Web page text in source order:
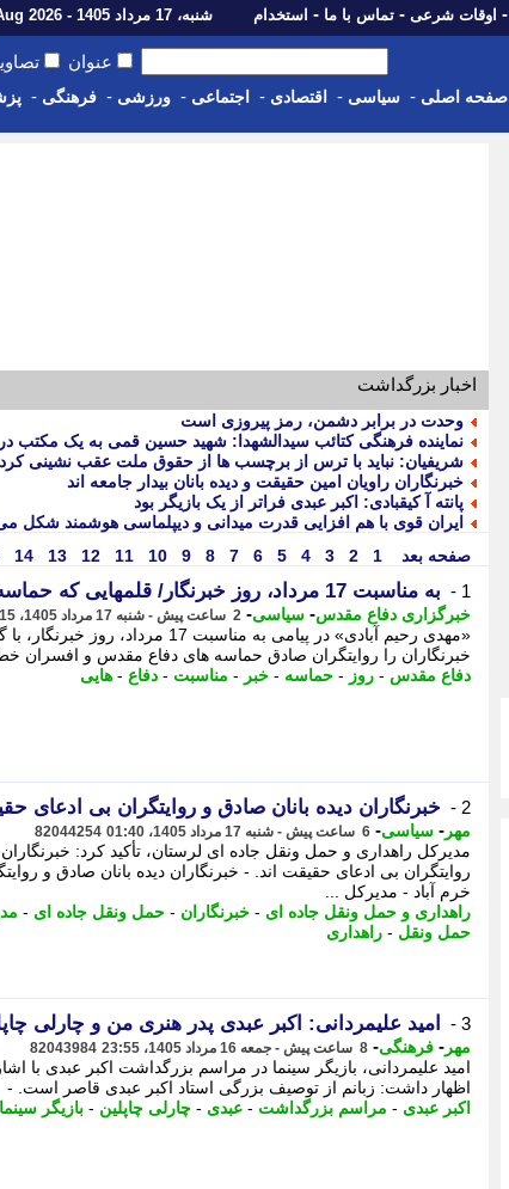
- اوقات شرعی - تماس با ما - استخدام شنبه، 17 مرداد 1405 - Sat, 08th Aug 2026
عنوان
صفحه اصلی - سیاسی - اقتصادی - اجتماعی - ورزشی - فرهنگی -
اخبار بزرگداشت
وحدت در برابر دشمن، رمز پیروزی است
نماینده فرهنگی کتائب سیدالشهدا: شهید حسین قمی به یک مکتب
شریفیان: نباید با ترس از برچسب ها از حقوق ملت عقب نشینی کرد
خبرنگاران راویان امین حقیقت و دیده بانان بیدار جامعه اند
پانته آ کیقبادی: اکبر عبدی فراتر از یک بازیگر بود
ایران قوی با هم افزایی قدرت میدانی و دیپلماسی هوشمند شکل
صفحه بعد
1
2
3
4
5
6
7
8
9
10
11
12
13
14
1 - به مناسبت 17 مرداد، روز خبرنگار/ قلمهایی که حماسه را زنده نگه داشتند
خبرگزاری دفاع مقدس- سیاسی- 2 ساعت پیش - شنبه 17 مرداد 1405، 06:15
«مهدی رحیم آبادی» در پیامی به
خبرنگاران را روایتگران صادق حماسه های دفاع مقدس و افسران
دفاع مقدس - روز - حماسه - خبر - مناسبت - دفاع - هایی
2 - خبرنگاران دیده بانان صادق و روایتگران بی ادعای
مهر - سیاسی- 6 ساعت پیش - شنبه 17 مرداد 1405، 01:40 82044254
مدیرکل راهداری و حمل ونقل جاده ای لرستان، تأکید کرد:
روایتگران بی ادعای حقیقت اند. - خبرنگاران دیده بانان صادق و
خرم آباد - مدیرکل ...
راهداری و حمل ونقل جاده ای - خبرنگاران - حمل ونقل جاده ای -
حمل ونقل - راهداری
3 - امید علیمردانی: اکبر عبدی پدر هنری من و چارلی
مهر - فرهنگی- 8 ساعت پیش - جمعه 16 مرداد 1405، 23:55 82043984
امید علیمردانی، بازیگر سینما در مراسم بزرگداشت اکبر عبدی با
اظهار داشت: زبانم از توصیف بزرگی استاد اکبر عبدی قاصر است. -
اکبر عبدی - مراسم بزرگداشت - عبدی - چارلی چاپلین - بازیگر سینما